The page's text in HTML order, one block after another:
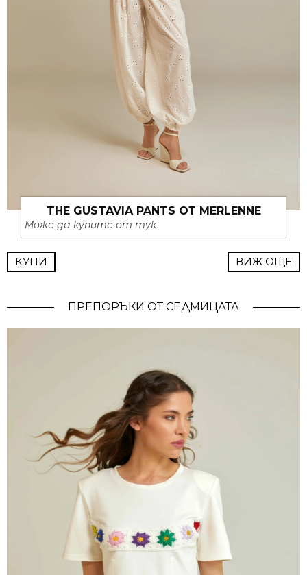
THE GUSTAVIA PANTS ОТ MERLENNE
Може да купите от тук
КУПИ ВИЖ ОЩЕ
ПРЕПОРЪКИ ОТ СЕДМИЦАТА